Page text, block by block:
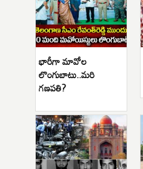
భారీగా మావోల
లొంగుబాటు..మరి
గణపతి?